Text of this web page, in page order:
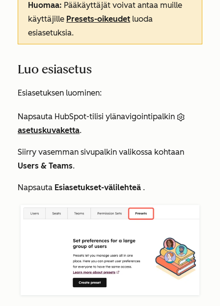
Huomaa: Pääkäyttäjät voivat antaa muille
käyttäjille Presets-oikeudet luoda
esiasetuksia.
Luo esiasetus
Esiasetuksen luominen:
Napsauta HubSpot-tilisi ylänavigointipalkin
asetuskuvaketta.
Siirry vasemman sivupalkin valikossa kohtaan
Users & Teams.
Napsauta Esiasetukset-välilehteä .